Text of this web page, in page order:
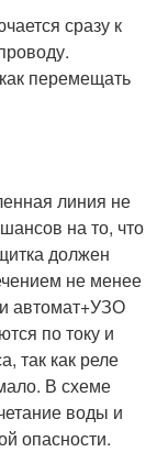
сразу к
перемещать
линия не
на то, что
должен
не менее
автомат+УЗО
по току и
так как реле
В схеме
воды и
опасности.